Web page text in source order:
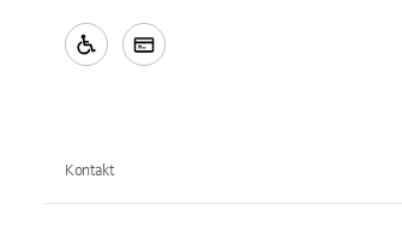
Kontakt